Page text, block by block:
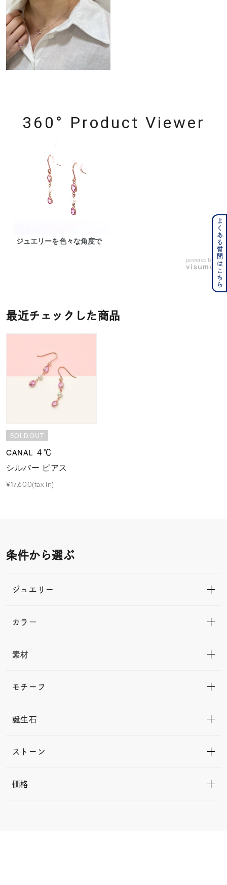
360° Product Viewer
ジュエリーを色々な角度で
powered by
最近チェックした商品
SOLDOUT
CANAL ４℃
シルバー ピアス
¥17,600(tax in)
条件から選ぶ
ジュエリー
カラー
素材
モチーフ
誕生石
ストーン
価格
よくある質問はこちら